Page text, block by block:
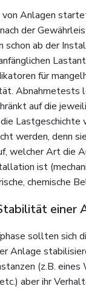
von Anlagen
der
schon ab der
für
Abnahmetests
auf die
Lastgeschichte
werden, denn
welcher Art die
ist
chemische
einer
sollten sich
Anlage
(z.B. eines
aber ihr